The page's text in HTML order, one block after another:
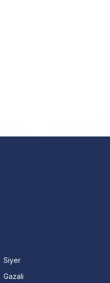
Siyer
Gazali